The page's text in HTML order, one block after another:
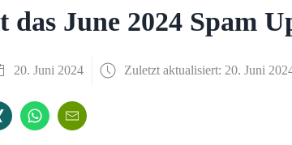
das June 2024 Spam
20. Juni 2024 Zuletzt aktualisiert: 20. Juni